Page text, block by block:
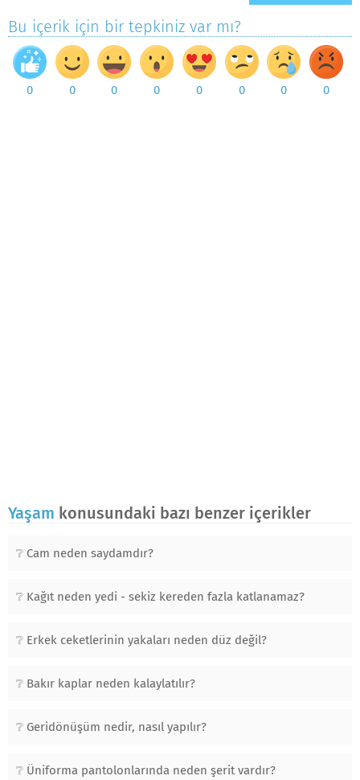
Bu içerik için bir tepkiniz var mı?
0 0 0 0 0 0 0 0
Yaşam konusundaki bazı benzer içerikler
Cam neden saydamdır?
Kağıt neden yedi - sekiz kereden fazla katlanamaz?
Erkek ceketlerinin yakaları neden düz değil?
Bakır kaplar neden kalaylatılır?
Geridönüşüm nedir, nasıl yapılır?
Üniforma pantolonlarında neden şerit vardır?